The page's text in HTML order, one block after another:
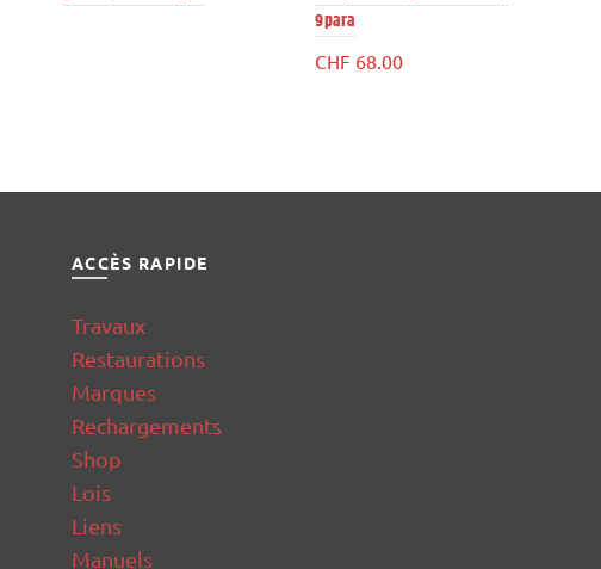
9para
CHF 68.00
ACCÈS RAPIDE
Travaux
Restaurations
Marques
Rechargements
Shop
Lois
Liens
Manuels